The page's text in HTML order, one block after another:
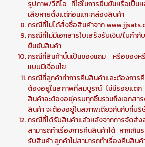
รูปภาพ/วีดีโอ ที่ใช้ในการยืนยันหรือเป็น
เสียหายตั้งแต่ก่อนแกะกล่องสินค้า
กรณีที่ไม่ได้สั่งซื้อสินค้าจาก
กรณีที่ไม่มีเอกสารใบเสร็จรับเงิน/ใบกำ
ยืนยันสินค้า
กรณีที่สินค้านั้นเป็นของแถม หรือของห
แบบมีเงื่อนไข
กรณีที่ลูกค้าทำการคืนสินค้าและต้องกา
ต้องอยู่ในสภาพที่สมบูรณ์ ไม่มีรอยแต
สินค้าจะต้องอยุ่ครบทุกชิ้นรวมถึงเอกสา
สินค้า จะต้องอยู่ในสภาพเดียวกันกับที่บ
กรณีที่ได้รับสินค้าแล้วหลังจากการจัดส่
สามารถทำเรื่องการคืนสินค้าได้ หากเกิน
รับสินค้า ลูกค้าไม่สามารถทำเรื่องคืนสินค้